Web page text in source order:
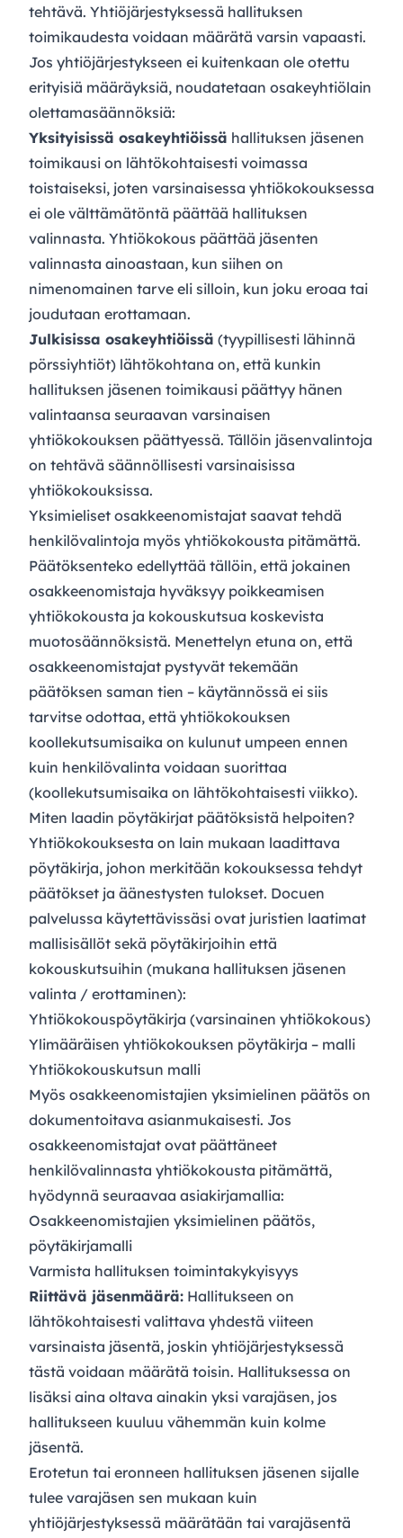
tehtävä. Yhtiöjärjestyksessä hallituksen
toimikaudesta voidaan määrätä varsin vapaasti.
Jos yhtiöjärjestykseen ei kuitenkaan ole otettu
erityisiä määräyksiä, noudatetaan osakeyhtiölain
olettamasäännöksiä:
Yksityisissä osakeyhtiöissä hallituksen jäsenen
toimikausi on lähtökohtaisesti voimassa
toistaiseksi, joten varsinaisessa yhtiökokouksessa
ei ole välttämätöntä päättää hallituksen
valinnasta. Yhtiökokous päättää jäsenten
valinnasta ainoastaan, kun siihen on
nimenomainen tarve eli silloin, kun joku eroaa tai
joudutaan erottamaan.
Julkisissa osakeyhtiöissä (tyypillisesti lähinnä
pörssiyhtiöt) lähtökohtana on, että kunkin
hallituksen jäsenen toimikausi päättyy hänen
valintaansa seuraavan varsinaisen
yhtiökokouksen päättyessä. Tällöin jäsenvalintoja
on tehtävä säännöllisesti varsinaisissa
yhtiökokouksissa.
Yksimieliset osakkeenomistajat saavat tehdä
henkilövalintoja myös yhtiökokousta pitämättä.
Päätöksenteko edellyttää tällöin, että jokainen
osakkeenomistaja hyväksyy poikkeamisen
yhtiökokousta ja kokouskutsua koskevista
muotosäännöksistä. Menettelyn etuna on, että
osakkeenomistajat pystyvät tekemään
päätöksen saman tien – käytännössä ei siis
tarvitse odottaa, että yhtiökokouksen
koollekutsumisaika on kulunut umpeen ennen
kuin henkilövalinta voidaan suorittaa
(koollekutsumisaika on lähtökohtaisesti viikko).
Miten laadin pöytäkirjat päätöksistä helpoiten?
Yhtiökokouksesta on lain mukaan laadittava
pöytäkirja, johon merkitään kokouksessa tehdyt
päätökset ja äänestysten tulokset. Docuen
palvelussa käytettävissäsi ovat juristien laatimat
mallisisällöt sekä pöytäkirjoihin että
kokouskutsuihin (mukana hallituksen jäsenen
valinta / erottaminen):
Yhtiökokouspöytäkirja (varsinainen yhtiökokous)
Ylimääräisen yhtiökokouksen pöytäkirja – malli
Yhtiökokouskutsun malli
Myös osakkeenomistajien yksimielinen päätös on
dokumentoitava asianmukaisesti. Jos
osakkeenomistajat ovat päättäneet
henkilövalinnasta yhtiökokousta pitämättä,
hyödynnä seuraavaa asiakirjamallia:
Osakkeenomistajien yksimielinen päätös,
pöytäkirjamalli
Varmista hallituksen toimintakykyisyys
Riittävä jäsenmäärä: Hallitukseen on
lähtökohtaisesti valittava yhdestä viiteen
varsinaista jäsentä, joskin yhtiöjärjestyksessä
tästä voidaan määrätä toisin. Hallituksessa on
lisäksi aina oltava ainakin yksi varajäsen, jos
hallitukseen kuuluu vähemmän kuin kolme
jäsentä.
Erotetun tai eronneen hallituksen jäsenen sijalle
tulee varajäsen sen mukaan kuin
yhtiöjärjestyksessä määrätään tai varajäsentä